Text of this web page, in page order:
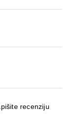
recenziju